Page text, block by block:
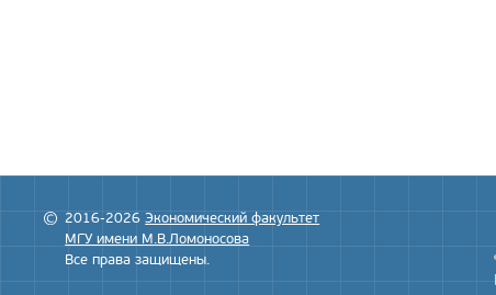
2016-2026Экономический факультет
МГУ имени М.В.Ломоносова
Все права защищены.